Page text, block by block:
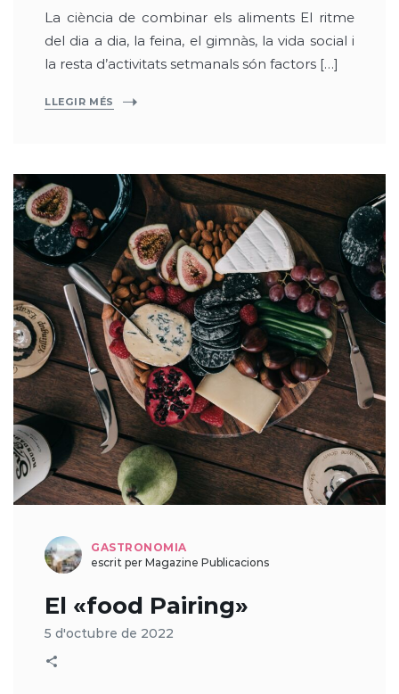
La ciència de combinar els aliments El ritme
del dia a dia, la feina, el gimnàs, la vida social i
la resta d’activitats setmanals són factors […]
LLEGIR MÉS
GASTRONOMIA
escrit per Magazine Publicacions
El «food Pairing»
5 d'octubre de 2022